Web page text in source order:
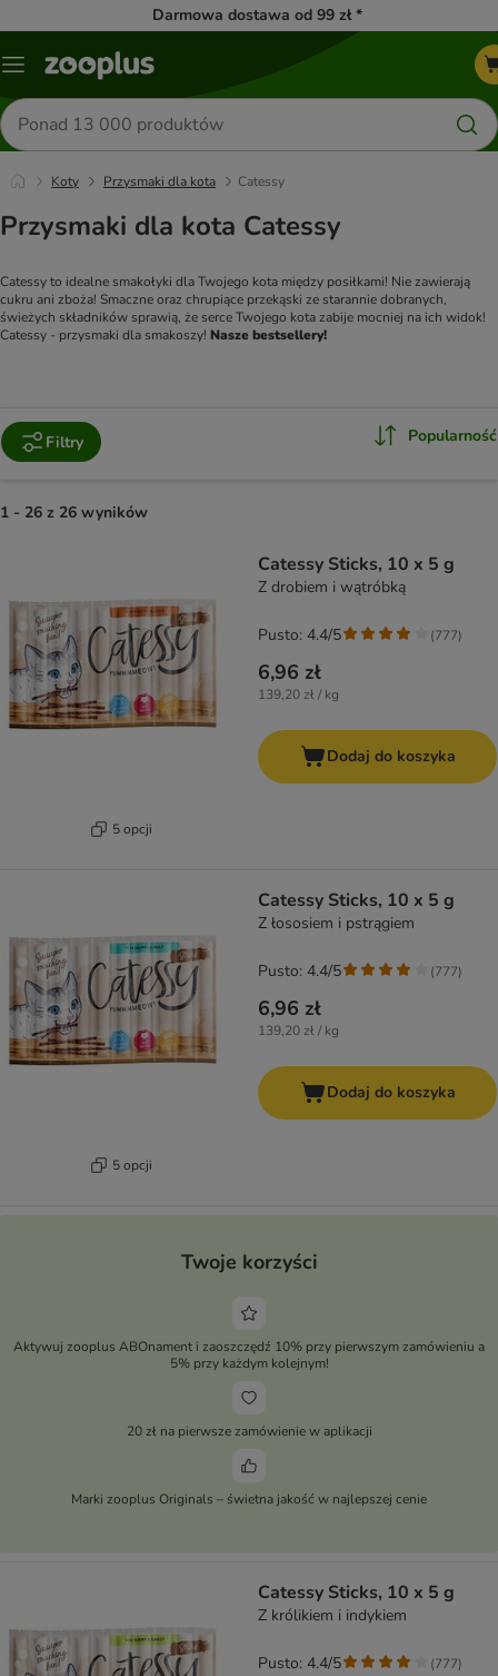
Darmowa dostawa od 99 zł *
Menu
Szukaj
produktów
Koty Przysmaki dla kota Catessy
Przysmaki dla kota Catessy
Catessy to idealne smakołyki dla Twojego kota między posiłkami! Nie zawierają
cukru ani zboża! Smaczne oraz chrupiące przekąski ze starannie dobranych,
świeżych składników sprawią, że serce Twojego kota zabije mocniej na ich widok!
Catessy - przysmaki dla smakoszy! Nasze bestsellery!
Filtry Popularność
1 - 26 z 26 wyników
5 opcji
Catessy Sticks, 10 x 5 g
Z drobiem i wątróbką
6,96 zł
139,20 zł / kg
Pusto: 4.4/5 (777)
Dodaj do koszyka
5 opcji
Catessy Sticks, 10 x 5 g
Z łososiem i pstrągiem
6,96 zł
139,20 zł / kg
Pusto: 4.4/5 (777)
Dodaj do koszyka
Twoje korzyści
Aktywuj zooplus ABOnament i zaoszczędź 10% przy pierwszym zamówieniu a
5% przy każdym kolejnym!
20 zł na pierwsze zamówienie w aplikacji
Marki zooplus Originals – świetna jakość w najlepszej cenie
Catessy Sticks, 10 x 5 g
Z królikiem i indykiem
Pusto: 4.4/5 (777)